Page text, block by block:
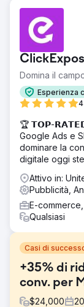
Domina il
Esperienza
🏆 𝗧𝗢𝗣-
Google Ads e
dominare la
digitale oggi
Attivo in:
Pubblicità,
E-
Qualsiasi
Casi di
+35% di
conv. per
$24,000